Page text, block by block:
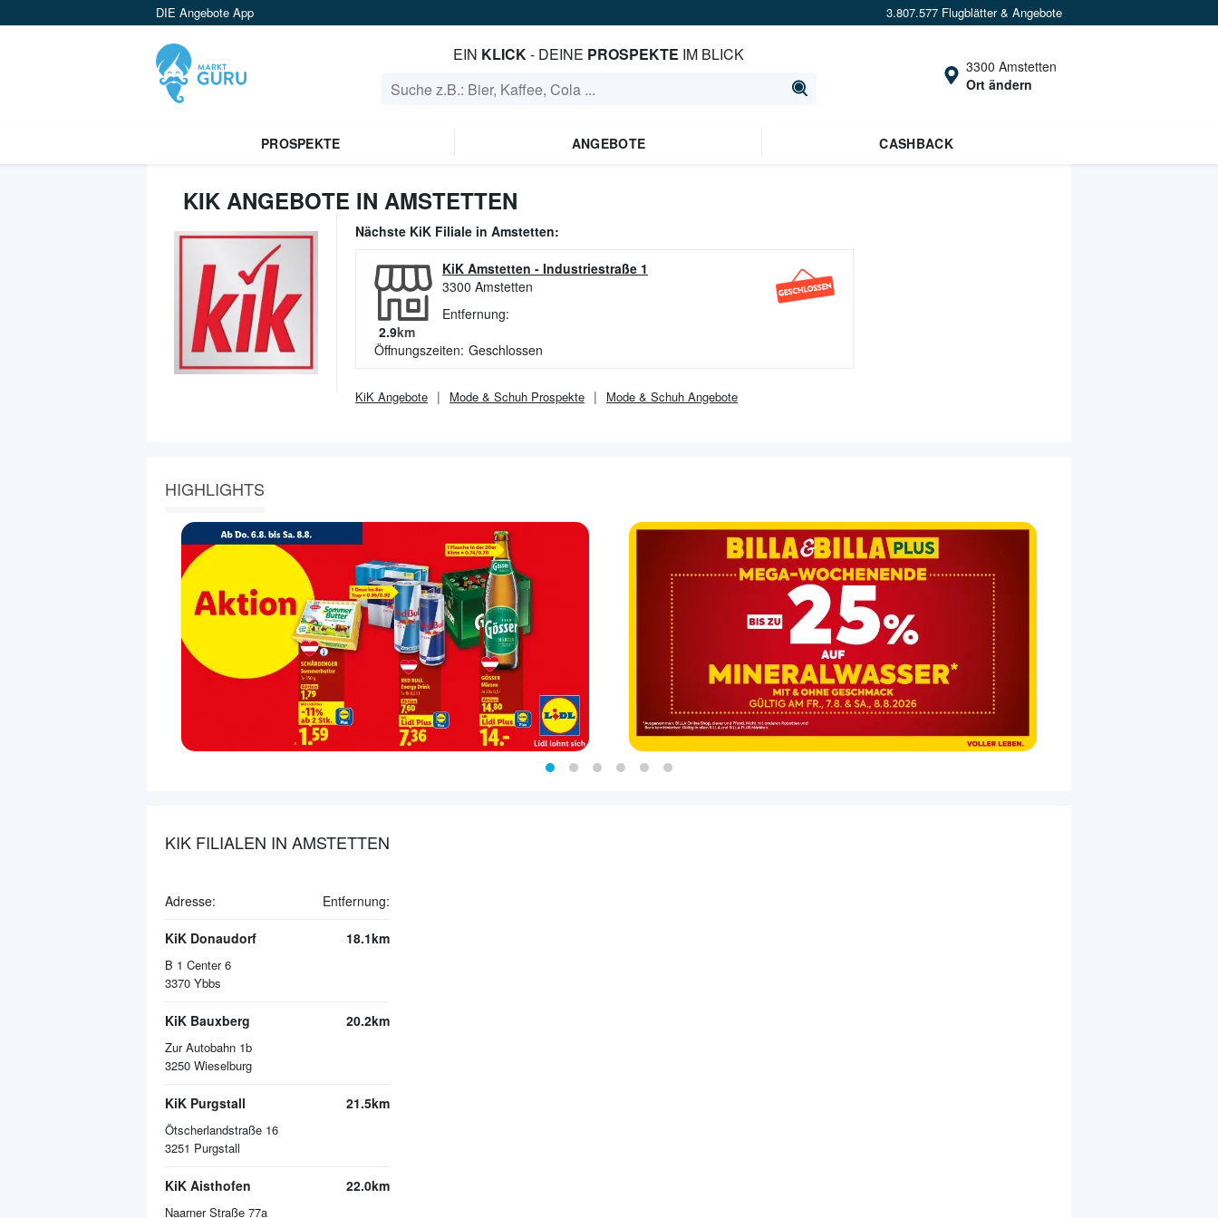
DIE Angebote App 3.807.577 Flugblätter & Angebote
EIN KLICK- DEINE PROSPEKTE IM BLICK
3300 Amstetten
Ort ändern
PROSPEKTE ANGEBOTE CASHBACK
KIK ANGEBOTE IN AMSTETTEN
Nächste KiK Filiale in Amstetten:
KiK Amstetten - Industriestraße 1
3300 Amstetten
Entfernung:
2.9km
Öffnungszeiten: Geschlossen
KiK Angebote Mode & Schuh Prospekte Mode & Schuh Angebote
HIGHLIGHTS
KIK FILIALEN IN AMSTETTEN
Adresse: Entfernung:
KiK Donaudorf
B 1 Center 6
3370 Ybbs
18.1km
KiK Bauxberg
Zur Autobahn 1b
3250 Wieselburg
20.2km
KiK Purgstall
Ötscherlandstraße 16
3251 Purgstall
21.5km
KiK Aisthofen
Naarner Straße 77a
22.0km